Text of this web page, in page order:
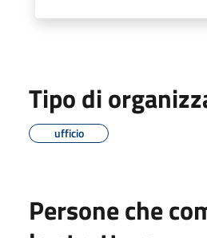
Tipo di
ufficio
Persone che